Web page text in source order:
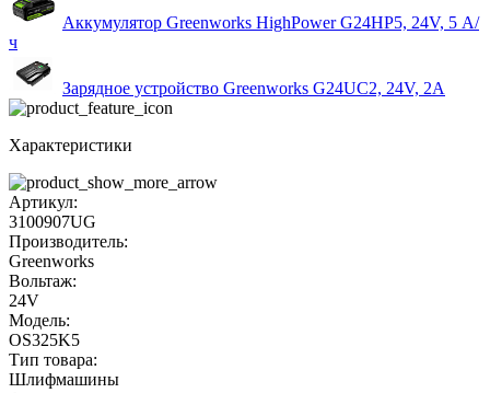
Аккумулятор Greenworks HighPower G24HP5, 24V, 5 А/
ч
Зарядное устройство Greenworks G24UC2, 24V, 2А
Характеристики
Артикул:
3100907UG
Производитель:
Greenworks
Вольтаж:
24V
Модель:
OS325K5
Тип товара:
Шлифмашины